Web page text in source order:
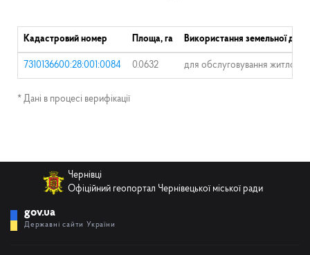
Кадастровий номер Площа, га Використання земельної
7310136600:28:001:0084 0.0632 для обслуговування
* Дані в процесі верифікації
Чернівці
Офіційний геопортал Чернівецької міської ради
gov.ua
Державні сайти України